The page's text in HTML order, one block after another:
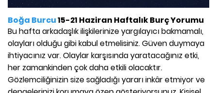
Boğa Burcu15-21 Haziran Haftalık Burç Yorumu
Bu hafta arkadaşlık ilişkilerinize yargılayıcı bakmamalı,
olayları olduğu gibi kabul etmelisiniz. Güven duymaya
ihtiyacınız var. Olaylar karşısında yaratacağınız etki,
her zamankinden çok daha etkili olacaktır.
Gözlemciliğinizin size sağladığı yararı inkâr etmiyor ve